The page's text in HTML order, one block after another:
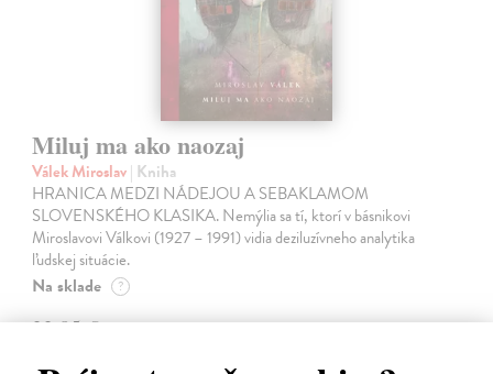
Miluj ma ako naozaj
Válek Miroslav| Kniha
HRANICA MEDZI NÁDEJOU A SEBAKLAMOM
SLOVENSKÉHO KLASIKA. Nemýlia sa tí, ktorí v básnikovi
Miroslavovi Válkovi (1927 – 1991) vidia deziluzívneho analytika
ľudskej situácie.
Na sklade ?
33,85 €
34,90 €